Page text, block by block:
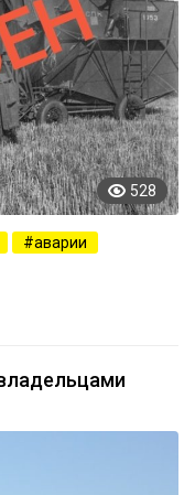
528
аварии